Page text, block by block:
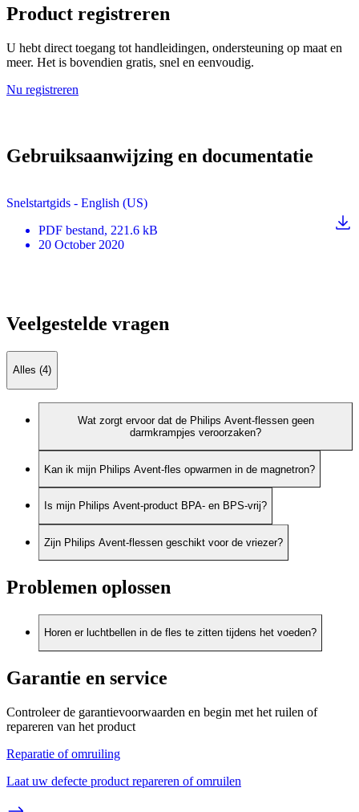
Product registreren
U hebt direct toegang tot handleidingen, ondersteuning op maat en
meer. Het is bovendien gratis, snel en eenvoudig.
Nu registreren
Gebruiksaanwijzing en documentatie
Snelstartgids - English (US)
PDF bestand, 221.6 kB
20 October 2020
Veelgestelde vragen
Alles (4)
Wat zorgt ervoor dat de Philips Avent-flessen geen
darmkrampjes veroorzaken?
Kan ik mijn Philips Avent-fles opwarmen in de magnetron?
Is mijn Philips Avent-product BPA- en BPS-vrij?
Zijn Philips Avent-flessen geschikt voor de vriezer?
Problemen oplossen
Horen er luchtbellen in de fles te zitten tijdens het voeden?
Garantie en service
Controleer de garantievoorwaarden en begin met het ruilen of
repareren van het product
Reparatie of omruiling
Laat uw defecte product repareren of omruilen